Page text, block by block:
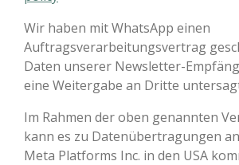
Wir haben mit WhatsApp einen
Auftragsverarbeitungsvertrag
Daten unserer Newsletter-
eine Weitergabe an Dritte
Im Rahmen der oben genannten
kann es zu Datenübertragungen
Meta Platforms Inc. in den USA